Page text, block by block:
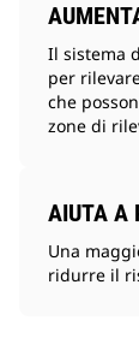
Il sistema
per
che
zone di
AIUTA A
Una
ridurre il